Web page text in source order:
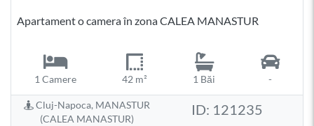
Apartament o camera în zona CALEA MANASTUR
1 Camere 42 m² 1 Băi -
Cluj-Napoca, MANASTUR
(CALEA MANASTUR)
ID: 121235